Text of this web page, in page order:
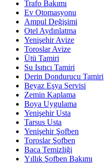
Trafo Bakımı
Ev Otomasyonu
Ampul Değişimi
Otel Aydınlatma
Yenişehir Avize
Toroslar Avize
Ütü Tamiri
Su Isıtıcı Tamiri
Derin Dondurucu Tamiri
Beyaz Eşya Servisi
Zemin Kaplama
Boya Uygulama
Yenişehir Usta
Tarsus Usta
Yenişehir Şofben
Toroslar Şofben
Baca Temizliği
Yıllık Şofben Bakımı